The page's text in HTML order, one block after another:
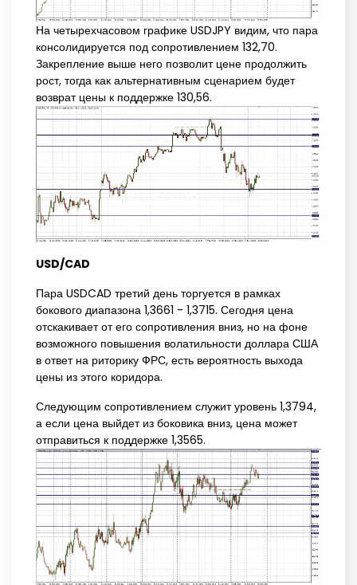
На четырехчасовом графике USDJPY видим, что пара
консолидируется под сопротивлением 132,70.
Закрепление выше него позволит цене продолжить
рост, тогда как альтернативным сценарием будет
возврат цены к поддержке 130,56.
USD/CAD
Пара USDCAD третий день торгуется в рамках
бокового диапазона 1,3661 - 1,3715. Сегодня цена
отскакивает от его сопротивления вниз, но на фоне
возможного повышения волатильности доллара США
в ответ на риторику ФРС, есть вероятность выхода
цены из этого коридора.
Следующим сопротивлением служит уровень 1,3794,
а если цена выйдет из боковика вниз, цена может
отправиться к поддержке 1,3565.